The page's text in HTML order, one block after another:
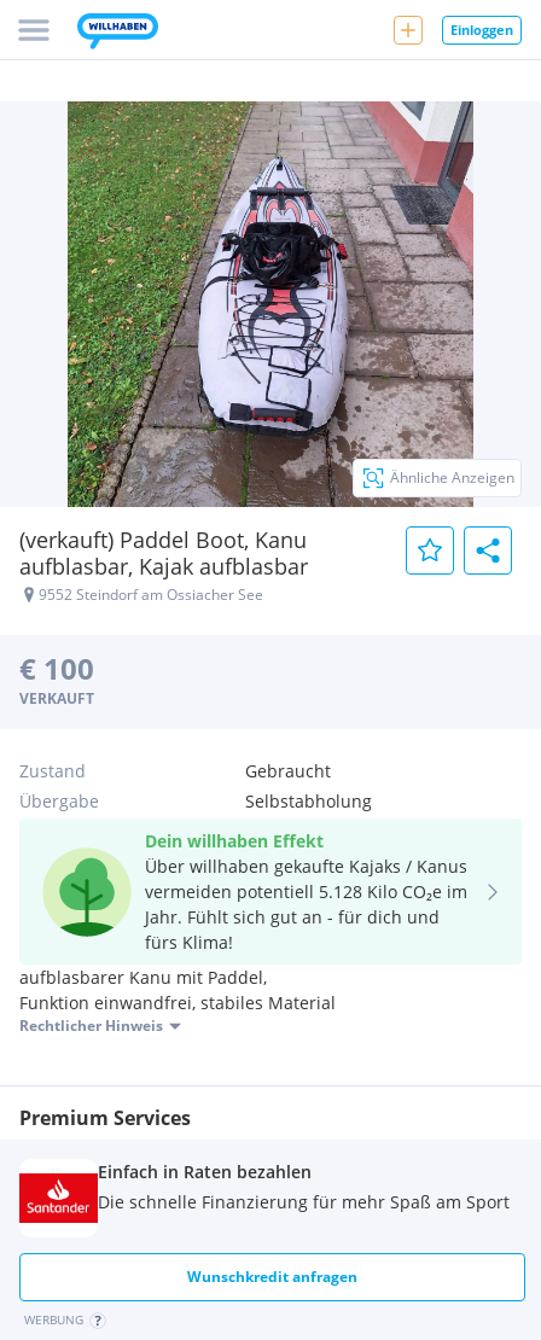
Einloggen
(verkauft) Paddel Boot, Kanu
aufblasbar, Kajak aufblasbar
9552 Steindorf am Ossiacher See
Ähnliche Anzeigen
€ 100
VERKAUFT
Zustand
Gebraucht
Übergabe
Selbstabholung
Dein willhaben Effekt
Über willhaben gekaufte Kajaks / Kanus
vermeiden potentiell 5.128 Kilo CO₂e im
Jahr. Fühlt sich gut an - für dich und
fürs Klima!
aufblasbarer Kanu mit Paddel,
Funktion einwandfrei, stabiles Material
Rechtlicher Hinweis
Premium Services
Einfach in Raten bezahlen
Die schnelle Finanzierung für mehr Spaß am Sport
Wunschkredit anfragen
WERBUNG